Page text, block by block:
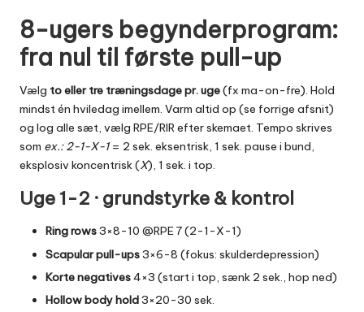
8-ugers begynderprogram:
fra nul til første pull-up
Vælg to eller tre træningsdage pr. uge(fx ma-on-fre). Hold
mindst én hviledag imellem. Varm altid op (se forrige afsnit)
og log alle sæt, vælg RPE/RIR efter skemaet. Tempo skrives
som ex.: 2-1-X-1= 2 sek. eksentrisk, 1 sek. pause i bund,
eksplosiv koncentrisk (X), 1 sek. i top.
Uge 1-2 · grundstyrke & kontrol
Ring rows3×8-10 @RPE 7 (2-1-X-1)
Scapular pull-ups3×6-8 (fokus: skulderdepression)
Korte negatives4×3 (start i top, sænk 2 sek., hop ned)
Hollow body hold3×20-30 sek.